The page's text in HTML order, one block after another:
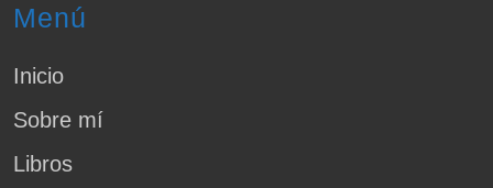
Menú
Inicio
Sobre mí
Libros